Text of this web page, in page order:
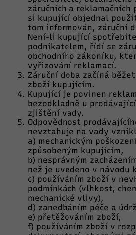
záručních a reklamačních
si kupující objednal
tom informován, záruční
Není-li kupující
podnikatelem, řídí se
obchodního zákoníku,
vyřizování reklamací.
Záruční doba začíná
zboží kupujícím.
Kupující je povinen
bezodkladně u
zjištění vady.
Odpovědnost
nevztahuje na vady
a) mechanickým
způsobeným kupujícím,
b) nesprávným
než je uvedeno v návodu
c) používáním zboží v
podmínkách (vlhkost,
mechanické vlivy),
d) zanedbáním péče a
e) přetěžováním zboží,
f) používáním zboží v